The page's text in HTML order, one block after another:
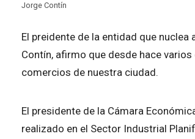
Jorge Contín
El preidente de la entidad que
Contín, afirmo que desde hace
comercios de nuestra ciudad.
El presidente de la Cámara
realizado en el Sector Industrial